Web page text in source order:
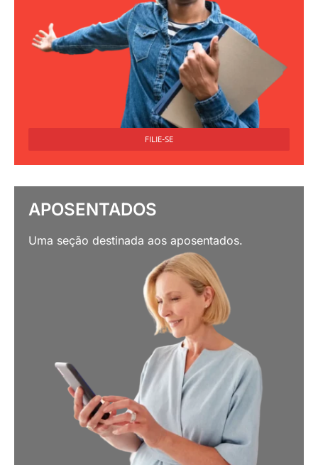
FILIE-SE
APOSENTADOS
Uma seção destinada aos aposentados.